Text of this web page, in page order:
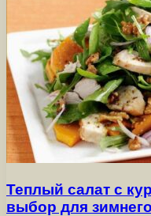
Теплый салат с
выбор для